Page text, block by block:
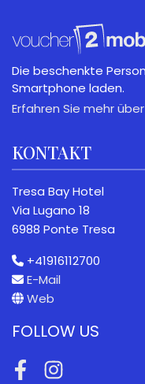
Die beschenkte
Smartphone laden.
Erfahren Sie mehr
KONTAKT
Tresa Bay Hotel
Via Lugano 18
6988 Ponte Tresa
+41916112700
E-Mail
Web
FOLLOW US
FacebookInstagram